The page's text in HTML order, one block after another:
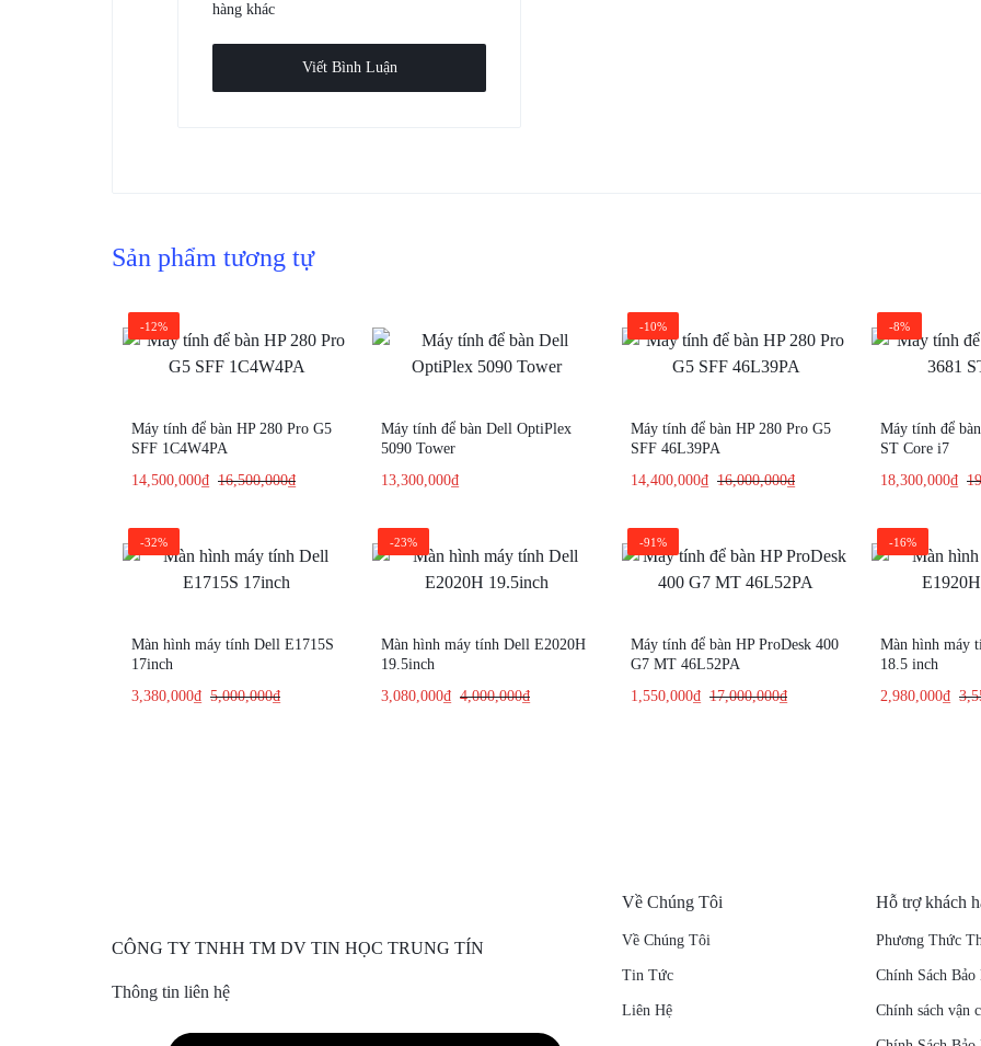
hàng khác
Viết Bình Luận
Sản phẩm tương tự
-12%
Máy tính để bàn HP 280 Pro G5
SFF 1C4W4PA
14,500,000₫ 16,500,000₫
Máy tính để bàn Dell OptiPlex
5090 Tower
13,300,000₫
-10%
Máy tính để bàn HP 280 Pro G5
SFF 46L39PA
14,400,000₫ 16,000,000₫
-8%
Máy tính để
ST Core i7
18,300,000₫
-32%
Màn hình máy tính Dell E1715S
17inch
3,380,000₫ 5,000,000₫
-23%
Màn hình máy tính Dell E2020H
19.5inch
3,080,000₫ 4,000,000₫
-91%
Máy tính để bàn HP ProDesk 400
G7 MT 46L52PA
1,550,000₫ 17,000,000₫
-16%
Màn hình máy
18.5 inch
2,980,000₫
CÔNG TY TNHH TM DV TIN HỌC TRUNG TÍN
Thông tin liên hệ
Về Chúng Tôi
Về Chúng Tôi
Tin Tức
Liên Hệ
Hỗ trợ khách
Phương Thức
Chính Sách Bảo
Chính sách vận